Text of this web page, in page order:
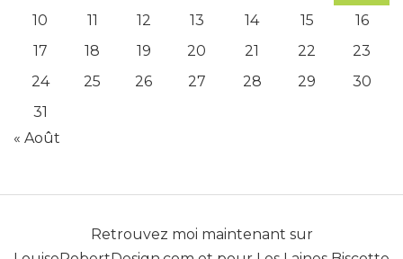
10
11 12 13 14 15
16
17
18 19 20 21 22
23
24
25 26 27 28 29
30
31
« Août
Retrouvez moi maintenant sur